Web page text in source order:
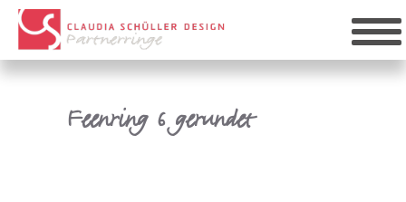
Feenring 6 gerundet